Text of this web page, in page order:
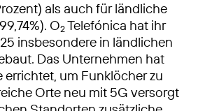
als auch für ländliche
O2Telefónica hat ihr
insbesondere in ländlichen
Das Unternehmen hat
errichtet, um Funklöcher zu
Orte neu mit 5G versorgt